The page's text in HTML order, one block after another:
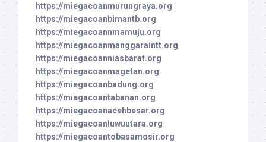
https://miegacoanmurungraya.org
https://miegacoanbimantb.org
https://miegacoannmamuju.org
https://miegacoanmanggaraintt.org
https://miegacoanniasbarat.org
https://miegacoanmagetan.org
https://miegacoanbadung.org
https://miegacoantabanan.org
https://miegacoanacehbesar.org
https://miegacoanluwuutara.org
https://miegacoantobasamosir.org